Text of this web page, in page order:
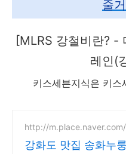
줄
​[MLRS 강철비란? -
레인(
키스세븐지식은 키스
http://
강화도 맛집 송화누